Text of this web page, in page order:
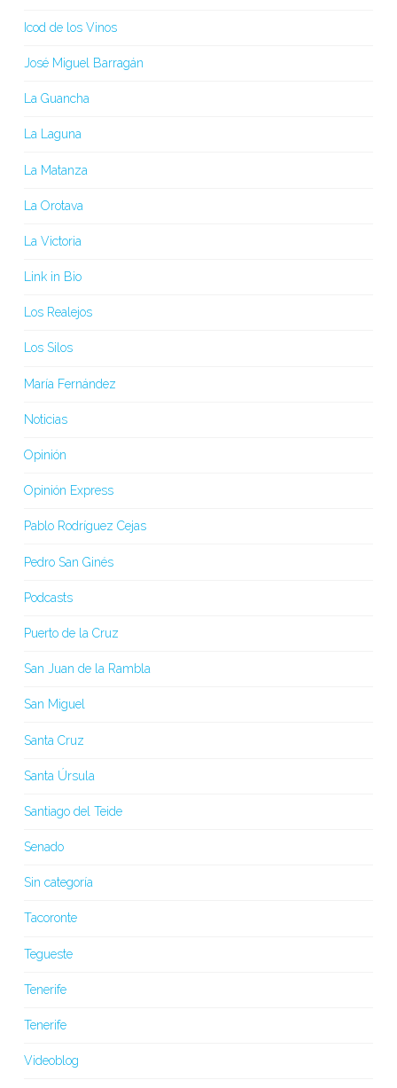
Icod de los Vinos
José Miguel Barragán
La Guancha
La Laguna
La Matanza
La Orotava
La Victoria
Link in Bio
Los Realejos
Los Silos
María Fernández
Noticias
Opinión
Opinión Express
Pablo Rodríguez Cejas
Pedro San Ginés
Podcasts
Puerto de la Cruz
San Juan de la Rambla
San Miguel
Santa Cruz
Santa Úrsula
Santiago del Teide
Senado
Sin categoría
Tacoronte
Tegueste
Tenerife
Tenerife
Videoblog